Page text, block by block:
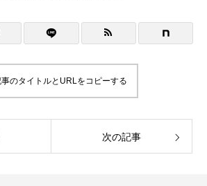
事のタイトルとURLをコピーする
次の記事